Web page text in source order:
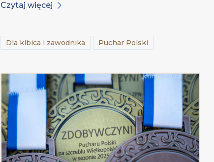
Czytaj więcej
Dla kibica i zawodnika Puchar Polski